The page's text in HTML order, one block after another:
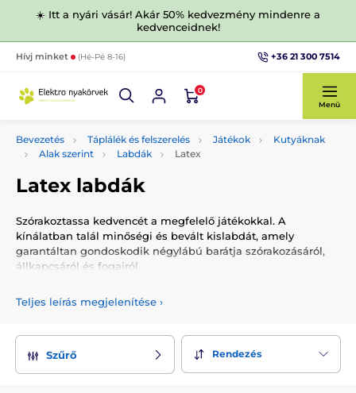
☀️ Itt a nyári vásár! Akár 50% kedvezmény mindenre a
kedvenceidnek!
Hívj minket (Hé-Pé 8-16) +36 21 300 7514
0
Menü
Bevezetés Táplálék és felszerelés Játékok
Kutyáknak
Alak szerint
Labdák Latex
Latex labdák
Szórakoztassa kedvencét a megfelelő játékokkal. A
kínálatban talál minőségi és bevált kislabdát, amely
garantáltan gondoskodik négylábú barátja szórakozásáról,
állkapcsáról és fogairól.
Teljes leírás megjelenítése ›
Szűrő Rendezés